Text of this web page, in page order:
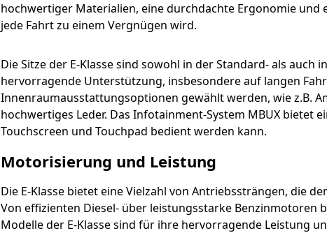
hochwertiger Materialien, eine durchdachte Ergonomie und
jede Fahrt zu einem Vergnügen wird.
Die Sitze der E-Klasse sind sowohl in der Standard- als
hervorragende Unterstützung, insbesondere auf langen
Innenraumausstattungsoptionen gewählt werden, wie z.B.
hochwertiges Leder. Das Infotainment-System MBUX
Touchscreen und Touchpad bedient werden kann.
Motorisierung und Leistung
Die E-Klasse bietet eine Vielzahl von Antriebssträngen, die
Von effizienten Diesel- über leistungsstarke Benzinmotoren
Modelle der E-Klasse sind für ihre hervorragende Leistung